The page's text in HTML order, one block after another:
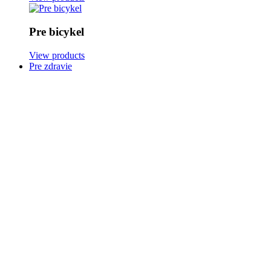
Pre bicykel
View products
Pre zdravie